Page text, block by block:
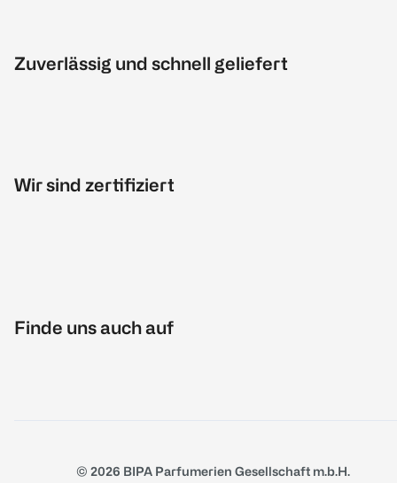
Zuverlässig und schnell geliefert
Wir sind zertifiziert
Finde uns auch auf
© 2026 BIPA Parfumerien Gesellschaft m.b.H.